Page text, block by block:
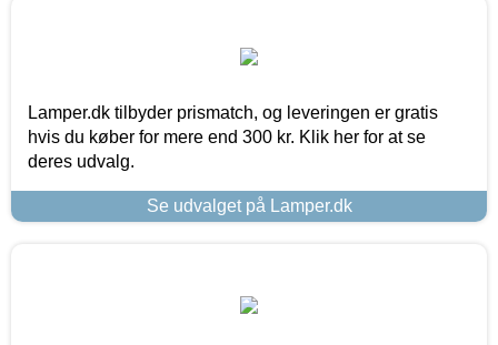
Lamper.dk tilbyder prismatch, og leveringen er gratis
hvis du køber for mere end 300 kr. Klik her for at se
deres udvalg.
Se udvalget på Lamper.dk